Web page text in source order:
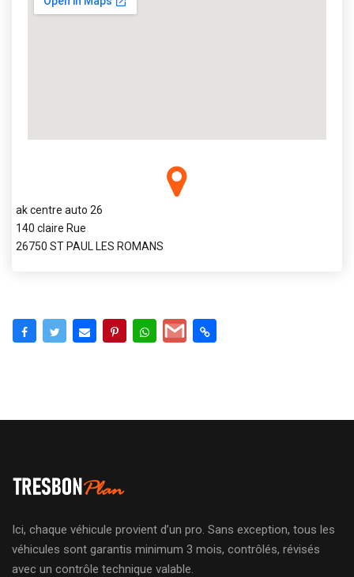
ak centre auto 26
140 claire Rue
26750 ST PAUL LES ROMANS
Ici, chaque véhicule provient d’un pro. Sans exception, tous les
véhicules sont garantis minimum 3 mois, contrôlés, révisés
avec un contrôle technique valable.